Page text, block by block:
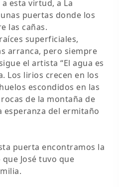
esta virtud, a La
puertas donde los
las cañas.
superficiales,
arranca, pero siempre
el artista “El agua es
Los lirios crecen en los
escondidos en las
de la montaña de
esperanza del ermitaño
puerta encontramos la
José tuvo que